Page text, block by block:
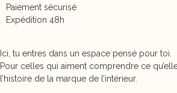
Paiement sécurisé
Expédition 48h
Ici, tu entres dans un espace pensé pour toi.
Pour celles qui aiment comprendre ce
l’histoire de la marque de l’intérieur.